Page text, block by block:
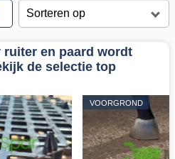
ruiter en paard wordt
de selectie top
VOORGROND